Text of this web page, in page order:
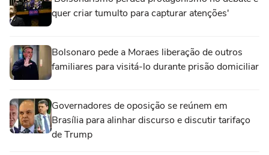
quer criar tumulto para capturar atenções'
Bolsonaro pede a Moraes liberação de outros
familiares para visitá-lo durante prisão domiciliar
Governadores de oposição se reúnem em
Brasília para alinhar discurso e discutir tarifaço
de Trump